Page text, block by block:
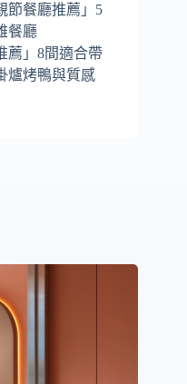
節餐廳推薦」5
餐廳
薦」8間適合帶
爐烤鴨與質感